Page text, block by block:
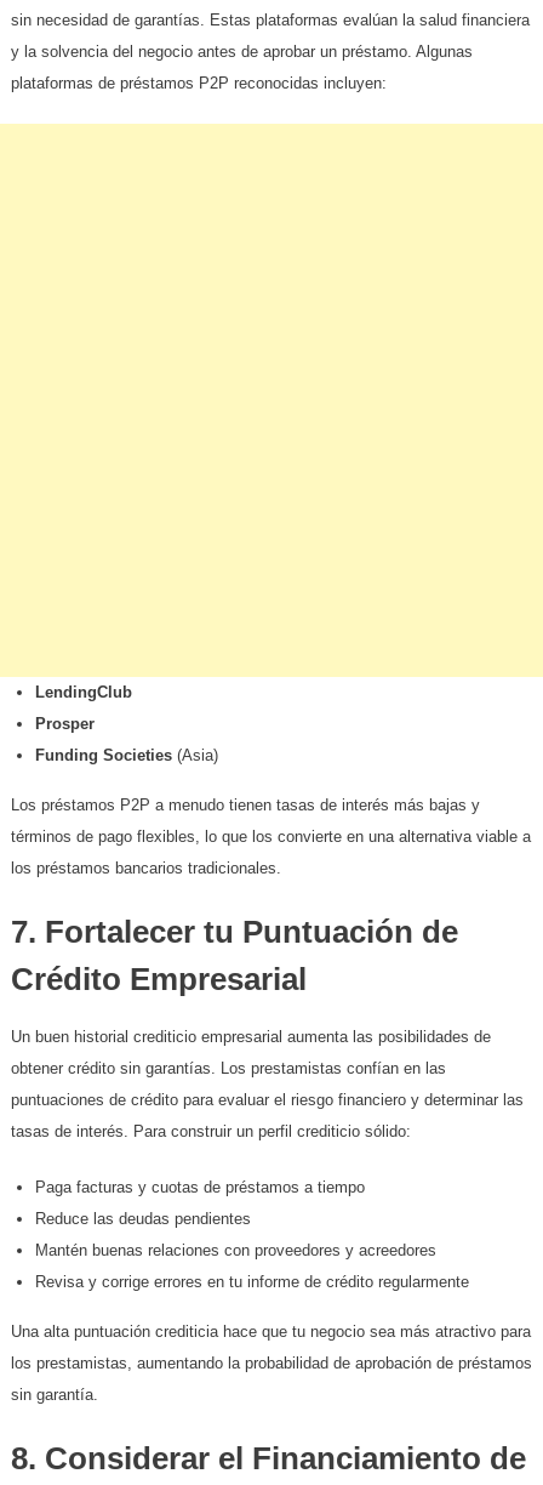
sin necesidad de garantías. Estas plataformas evalúan la salud financiera
y la solvencia del negocio antes de aprobar un préstamo. Algunas
plataformas de préstamos P2P reconocidas incluyen:
LendingClub
Prosper
Funding Societies(Asia)
Los préstamos P2P a menudo tienen tasas de interés más bajas y
términos de pago flexibles, lo que los convierte en una alternativa viable a
los préstamos bancarios tradicionales.
7. Fortalecer tu Puntuación de
Crédito Empresarial
Un buen historial crediticio empresarial aumenta las posibilidades de
obtener crédito sin garantías. Los prestamistas confían en las
puntuaciones de crédito para evaluar el riesgo financiero y determinar las
tasas de interés. Para construir un perfil crediticio sólido:
Paga facturas y cuotas de préstamos a tiempo
Reduce las deudas pendientes
Mantén buenas relaciones con proveedores y acreedores
Revisa y corrige errores en tu informe de crédito regularmente
Una alta puntuación crediticia hace que tu negocio sea más atractivo para
los prestamistas, aumentando la probabilidad de aprobación de préstamos
sin garantía.
8. Considerar el Financiamiento de